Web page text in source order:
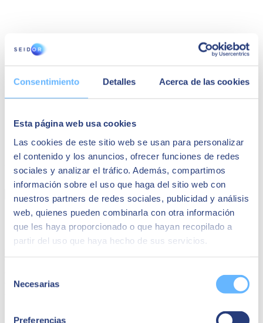
Consentimiento Detalles Acerca de las cookies
Esta página web usa cookies
Las cookies de este sitio web se usan para personalizar
el contenido y los anuncios, ofrecer funciones de redes
sociales y analizar el tráfico. Además, compartimos
información sobre el uso que haga del sitio web con
nuestros partners de redes sociales, publicidad y análisis
web, quienes pueden combinarla con otra información
que les haya proporcionado o que hayan recopilado a
partir del uso que haya hecho de sus servicios.
Necesarias
Preferencias
CASOS D'ÈXIT: New line UV
Així van obtenir amb SAP Business One la capacitat de mesurar la
rendibilitat de cada projecte.
Saber més
Integració de tecnologies avançades com la IA
SAP Business One incorpora tecnologies avançades com la
d'optimitzar processos, identificar tendències i pronosticar resultats
Compliment normatiu simplificat